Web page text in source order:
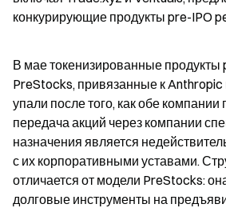
конкурирующие продукты pre-IPO
В мае токенизированные продукты
PreStocks, привязанные к Anthropic
упали после того, как обе компании
передача акций через компании
назначения является
с их корпоративными уставами.
отличается от модели PreStocks:
долговые инструменты на